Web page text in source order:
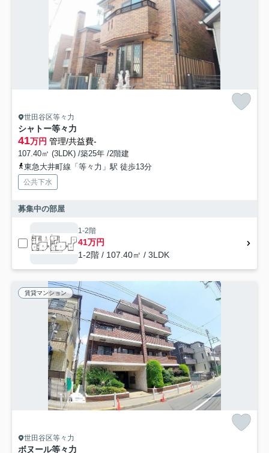
世田谷区等々力
シャトー等々力
41万円 管理/共益費-
107.40㎡ (3LDK) /築25年 /2階建
東急大井町線「等々力」駅 徒歩13分
公共下水
募集中の部屋
1-2階
41万円
1-2階 / 107.40㎡ / 3LDK
賃貸マンション
世田谷区等々力
ボヌール等々力